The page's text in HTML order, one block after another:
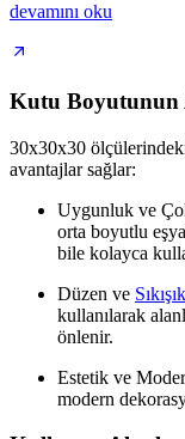
devamını oku
Kutu Boyutunun
30x30x30
avantajlar sağlar:
Uygunluk ve
orta boyutlu
bile kolayca
Düzen ve
kullanılarak
önlenir.
Estetik ve
modern